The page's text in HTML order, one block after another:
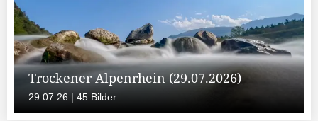
Trockener Alpenrhein (29.07.2026)
29.07.26 | 45 Bilder